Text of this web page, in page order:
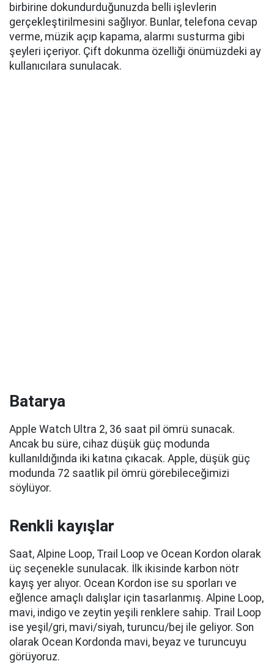
birbirine dokundurduğunuzda belli işlevlerin
gerçekleştirilmesini sağlıyor. Bunlar, telefona cevap
verme, müzik açıp kapama, alarmı susturma gibi
şeyleri içeriyor. Çift dokunma özelliği önümüzdeki ay
kullanıcılara sunulacak.
Batarya
Apple Watch Ultra 2, 36 saat pil ömrü sunacak.
Ancak bu süre, cihaz düşük güç modunda
kullanıldığında iki katına çıkacak. Apple, düşük güç
modunda 72 saatlik pil ömrü görebileceğimizi
söylüyor.
Renkli kayışlar
Saat, Alpine Loop, Trail Loop ve Ocean Kordon olarak
üç seçenekle sunulacak. İlk ikisinde karbon nötr
kayış yer alıyor. Ocean Kordon ise su sporları ve
eğlence amaçlı dalışlar için tasarlanmış. Alpine Loop,
mavi, indigo ve zeytin yeşili renklere sahip. Trail Loop
ise yeşil/gri, mavi/siyah, turuncu/bej ile geliyor. Son
olarak Ocean Kordonda mavi, beyaz ve turuncuyu
görüyoruz.